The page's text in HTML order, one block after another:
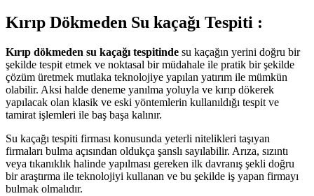
Kırıp Dökmeden Su kaçağı Tespiti :
Kırıp dökmeden su kaçağı tespitinde su kaçağın yerini doğru bir
şekilde tespit etmek ve noktasal bir müdahale ile pratik bir şekilde
çözüm üretmek mutlaka teknolojiye yapılan yatırım ile mümkün
olabilir. Aksi halde deneme yanılma yoluyla ve kırıp dökerek
yapılacak olan klasik ve eski yöntemlerin kullanıldığı tespit ve
tamirat işlemleri ile baş başa kalınır.
Su kaçağı tespiti firması konusunda yeterli nitelikleri taşıyan
firmaları bulma açısından oldukça şanslı sayılabilir. Arıza, sızıntı
veya tıkanıklık halinde yapılması gereken ilk davranış şekli doğru
bir araştırma ile teknolojiyi kullanan ve bu şekilde iş yapan firmayı
bulmak olmalıdır.